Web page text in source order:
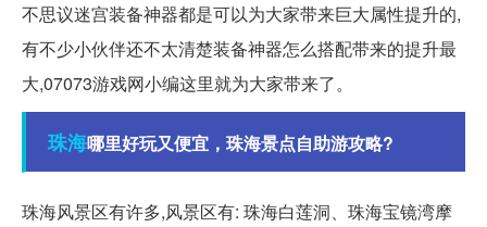
不思议迷宫装备神器都是可以为大家带来巨大属性提升的,
有不少小伙伴还不太清楚装备神器怎么搭配带来的提升最
大,07073游戏网小编这里就为大家带来了。
珠海哪里好玩又便宜，珠海景点自助游攻略?
珠海风景区有许多,风景区有: 珠海白莲洞、珠海宝镜湾摩